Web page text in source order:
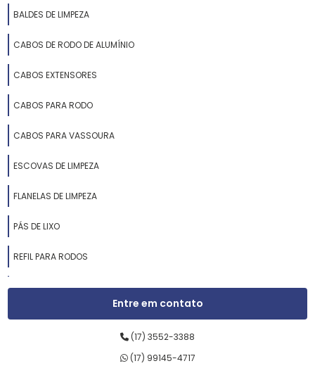
BALDES DE LIMPEZA
CABOS DE RODO DE ALUMÍNIO
CABOS EXTENSORES
CABOS PARA RODO
CABOS PARA VASSOURA
ESCOVAS DE LIMPEZA
FLANELAS DE LIMPEZA
PÁS DE LIXO
REFIL PARA RODOS
RODOS DE ALUMÍNIO
RODOS DE BORRACHA
Entre em contato
(17) 3552-3388
(17) 99145-4717